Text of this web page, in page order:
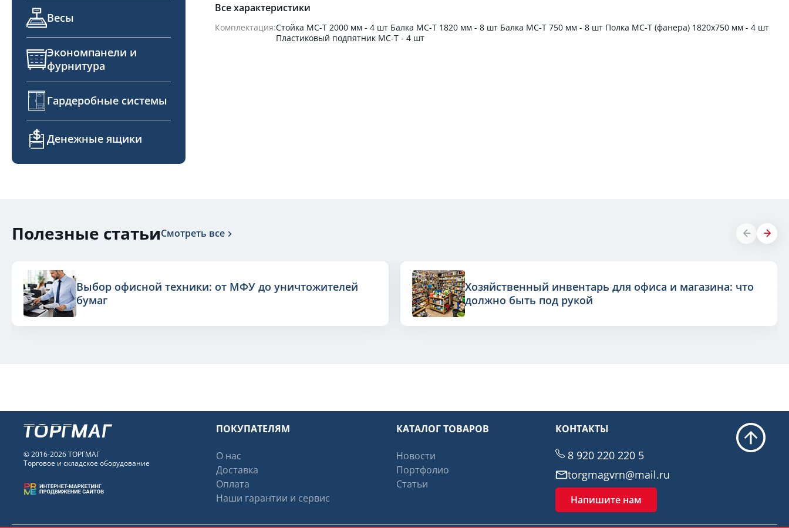
Весы
Экономпанели и
фурнитура
Гардеробные системы
Денежные ящики
Все характеристики
Комплектация:Стойка МС-Т 2000 мм - 4 шт Балка МС-Т 1820 мм - 8 шт Балка МС-Т 750 мм - 8 шт Полка МС-Т (фанера) 1820х750 мм - 4 шт
Пластиковый подпятник МС-Т - 4 шт
Полезные статьиСмотреть все
Выбор офисной техники: от МФУ до уничтожителей
бумаг
Хозяйственный инвентарь для офиса и магазина: что
должно быть под рукой
© 2016-2026 ТОРГМАГ
Торговое и складское оборудование
ПОКУПАТЕЛЯМ
О нас
Доставка
Оплата
Наши гарантии и сервис
КАТАЛОГ ТОВАРОВ
Новости
Портфолио
Статьи
КОНТАКТЫ
8 920 220 220 5
torgmagvrn@mail.ru
Напишите нам